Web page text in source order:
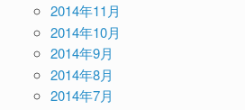
2014年11月
2014年10月
2014年9月
2014年8月
2014年7月